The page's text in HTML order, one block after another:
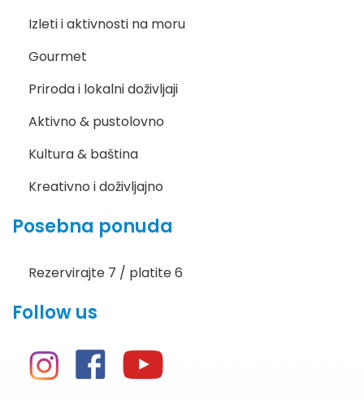
Izleti i aktivnosti na moru
Gourmet
Priroda i lokalni doživljaji
Aktivno & pustolovno
Kultura & baština
Kreativno i doživljajno
Posebna ponuda
Rezervirajte 7 / platite 6
Follow us